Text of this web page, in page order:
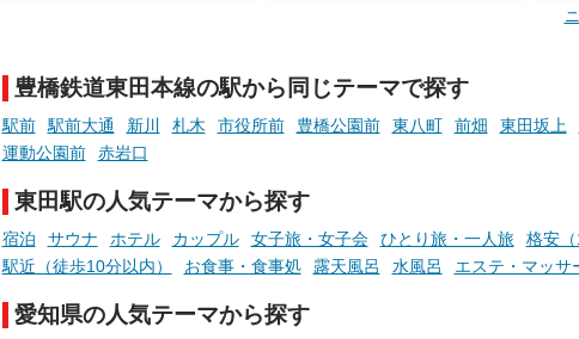
まったスポットが続々登場して
います。
現地取材記事もあわせて紹介し
ていますので、気になる施設は
ぜひチェックして次のおでかけ
先の参考にしてみてください
ね。
手相やタロットなど気軽に楽し
める占いで、“ととのう”おふろ
時間を、もっと特別に。
豊橋鉄道東田本線の駅から同じテーマで探す
駅前 駅前大通 新川 札木 市役所前 豊橋公園前 東八町 前畑 東田坂上
運動公園前
赤岩口
東田駅の人気テーマから探す
宿泊 サウナ ホテル カップル 女子旅・女子会 ひとり旅・一人旅
格安（
駅近（徒歩10分以内）
お食事・食事処 露天風呂 水風呂 エステ・マッサ
愛知県の人気テーマから探す